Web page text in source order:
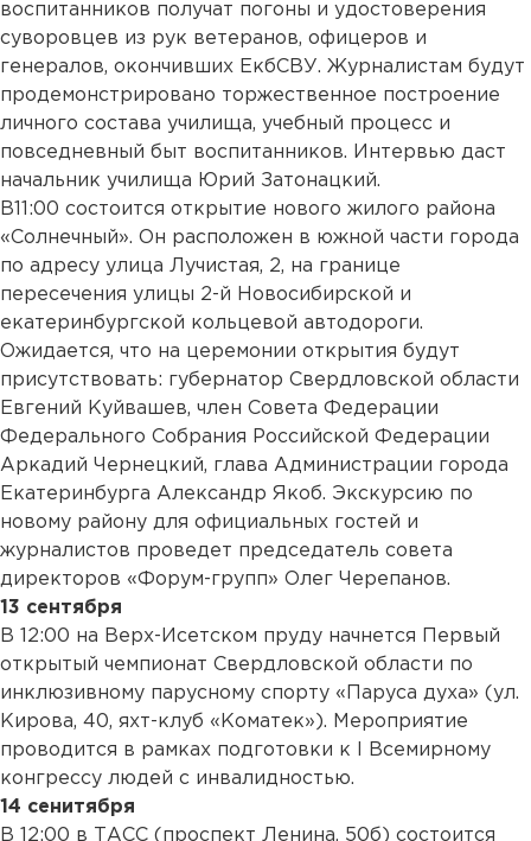
воспитанников получат погоны и удостоверения
суворовцев из рук ветеранов, офицеров и
генералов, окончивших ЕкбСВУ. Журналистам будут
продемонстрировано торжественное построение
личного состава училища, учебный процесс и
повседневный быт воспитанников. Интервью даст
начальник училища Юрий Затонацкий.
В11:00 состоится открытие нового жилого района
«Солнечный». Он расположен в южной части города
по адресу улица Лучистая, 2, на границе
пересечения улицы 2-й Новосибирской и
екатеринбургской кольцевой автодороги.
Ожидается, что на церемонии открытия будут
присутствовать: губернатор Свердловской области
Евгений Куйвашев, член Совета Федерации
Федерального Собрания Российской Федерации
Аркадий Чернецкий, глава Администрации города
Екатеринбурга Александр Якоб. Экскурсию по
новому району для официальных гостей и
журналистов проведет председатель совета
директоров «Форум-групп» Олег Черепанов.
13 сентября
В 12:00 на Верх-Исетском пруду начнется Первый
открытый чемпионат Свердловской области по
инклюзивному парусному спорту «Паруса духа» (ул.
Кирова, 40, яхт-клуб «Коматек»). Мероприятие
проводится в рамках подготовки к I Всемирному
конгрессу людей с инвалидностью.
14 сенитября
В 12:00 в ТАСС (проспект Ленина, 50б) состоится